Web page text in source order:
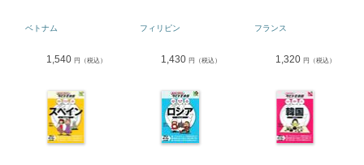
ベトナム
1,540 円（税込）
フィリピン
1,430 円（税込）
フランス
1,320 円（税込）